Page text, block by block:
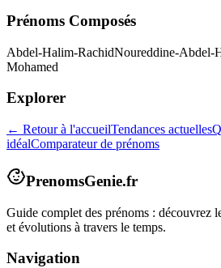
Prénoms Composés
Abdel-Halim-RachidNoureddine-Abdel-
Mohamed
Explorer
← Retour à l'accueilTendances actuelles
idéalComparateur de prénoms
PrenomsGenie.fr
Guide complet des prénoms : découvrez
et évolutions à travers le temps.
Navigation